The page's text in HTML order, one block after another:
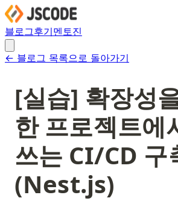
블로그후기멘토진
← 블로그 목록으로 돌아가기
[실습] 확장성
한 프로젝트에
쓰는 CI/CD 구
(Nest.js)